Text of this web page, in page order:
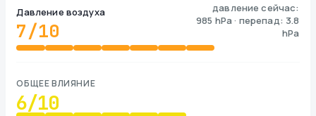
Давление воздуха
7/10
давление сейчас:
985 hPa · перепад: 3.8
hPa
ОБЩЕЕ ВЛИЯНИЕ
6/10